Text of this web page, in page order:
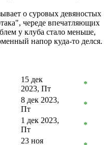
о суровых девяностых
череде впечатляющих
у клуба стало меньше,
напор куда-то делся.
15 дек
2023, Пт
*
8 дек 2023,
Пт
*
1 дек 2023,
Пт
*
23 ноя